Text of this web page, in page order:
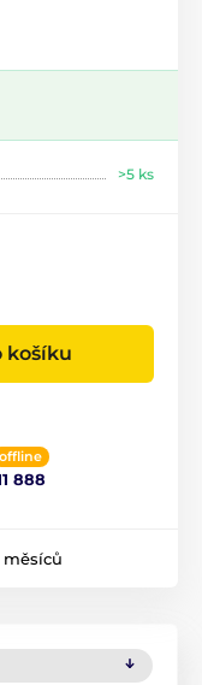
>5 ks
košíku
offline
888
měsíců